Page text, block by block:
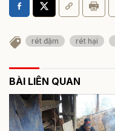
rét đậm rét hại
BÀI LIÊN QUAN